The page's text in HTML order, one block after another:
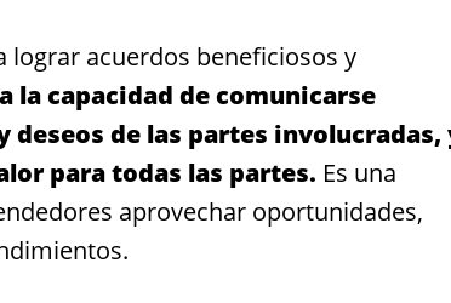
lograr acuerdos beneficiosos y
la capacidad de comunicarse
de las partes involucradas,
para todas las partes. Es una
aprovechar oportunidades,